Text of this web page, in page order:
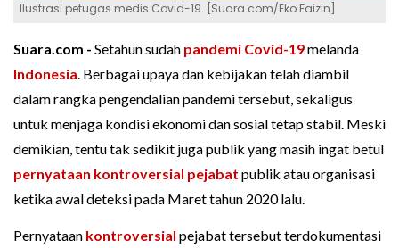
Ilustrasi petugas medis Covid-19. [Suara.com/Eko Faizin]
Suara.com - Setahun sudah pandemi Covid-19melanda
Indonesia. Berbagai upaya dan kebijakan telah diambil
dalam rangka pengendalian pandemi tersebut, sekaligus
untuk menjaga kondisi ekonomi dan sosial tetap stabil. Meski
demikian, tentu tak sedikit juga publik yang masih ingat betul
pernyataan kontroversial pejabat publik atau organisasi
ketika awal deteksi pada Maret tahun 2020 lalu.
Pernyataan kontroversial pejabat tersebut terdokumentasi